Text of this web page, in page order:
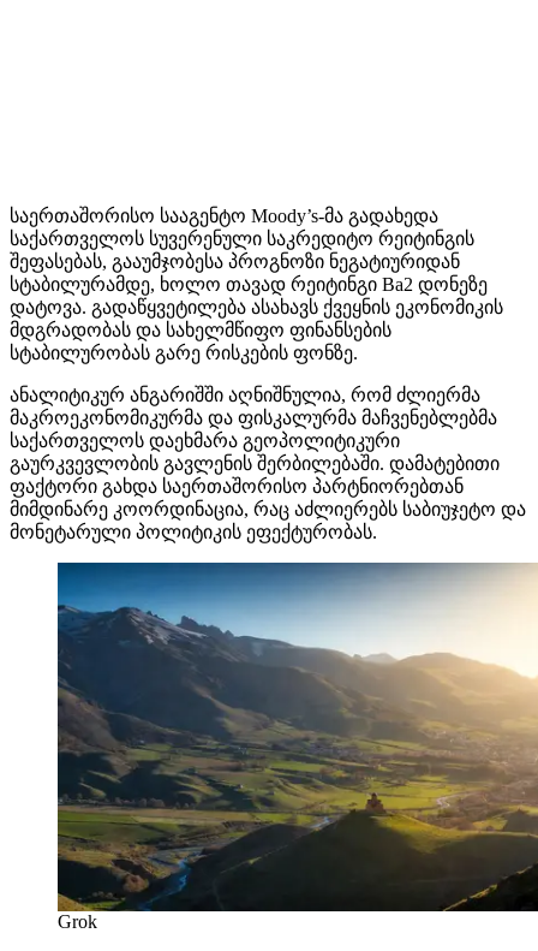
საერთაშორისო სააგენტო Moody’s-მა გადახედა
საქართველოს სუვერენული საკრედიტო რეიტინგის
შეფასებას, გააუმჯობესა პროგნოზი ნეგატიურიდან
სტაბილურამდე, ხოლო თავად რეიტინგი Ba2 დონეზე
დატოვა. გადაწყვეტილება ასახავს ქვეყნის ეკონომიკის
მდგრადობას და სახელმწიფო ფინანსების
სტაბილურობას გარე რისკების ფონზე.
ანალიტიკურ ანგარიშში აღნიშნულია, რომ ძლიერმა
მაკროეკონომიკურმა და ფისკალურმა მაჩვენებლებმა
საქართველოს დაეხმარა გეოპოლიტიკური
გაურკვევლობის გავლენის შერბილებაში. დამატებითი
ფაქტორი გახდა საერთაშორისო პარტნიორებთან
მიმდინარე კოორდინაცია, რაც აძლიერებს საბიუჯეტო და
მონეტარული პოლიტიკის ეფექტურობას.
Grok